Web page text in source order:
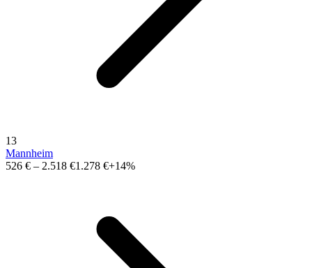
13
Mannheim
526 € – 2.518 €1.278 €+14%